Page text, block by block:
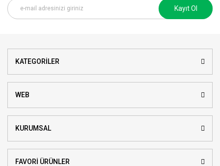
Kayıt Ol
KATEGORİLER
WEB
KURUMSAL
FAVORİ ÜRÜNLER